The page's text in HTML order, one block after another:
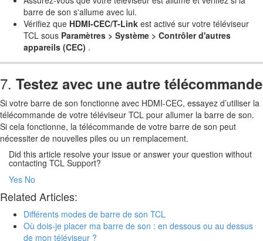
barre de son s'allume avec lui.
Vérifiez que HDMI-CEC/T-Link est activé sur votre téléviseur
TCL sous Paramètres > Système > Contrôler d'autres
appareils (CEC) .
7. Testez avec une autre télécommande
Si votre barre de son fonctionne avec HDMI-CEC, essayez d’utiliser la
télécommande de votre téléviseur TCL pour allumer la barre de son.
Si cela fonctionne, la télécommande de votre barre de son peut
nécessiter de nouvelles piles ou un remplacement.
Did this article resolve your issue or answer your question without
contacting TCL Support?
Yes No
Related Articles:
Différents modes de barre de son TCL
Où dois-je placer ma barre de son : en dessous ou au dessus
de mon téléviseur ?